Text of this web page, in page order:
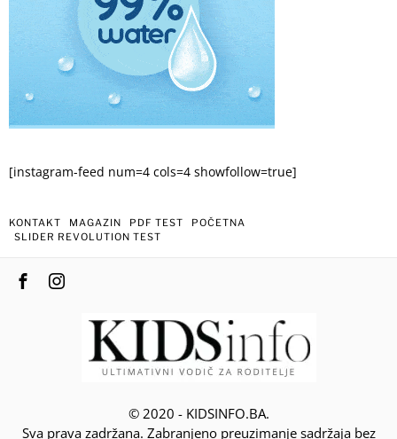
[instagram-feed num=4 cols=4 showfollow=true]
KONTAKT MAGAZIN PDF TEST
POČETNA
SLIDER REVOLUTION TEST
© 2020 - KIDSINFO.BA.
Sva prava zadržana. Zabranjeno preuzimanje sadržaja bez